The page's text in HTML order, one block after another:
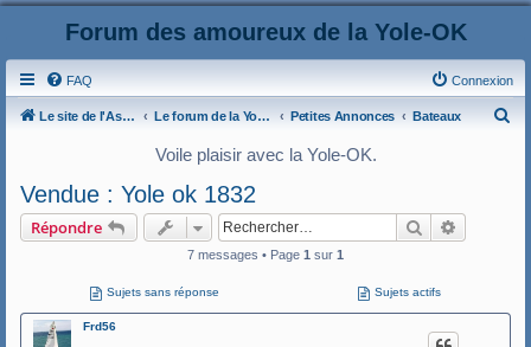
Forum des amoureux de la Yole-OK
FAQ Connexion
Le site de l'AspryOK Le forum de la Yole-OK Petites Annonces Bateaux
Voile plaisir avec la Yole-OK.
Vendue : Yole ok 1832
Répondre Rechercher
7 messages • Page 1 sur 1
Sujets sans réponse Sujets actifs
Frd56